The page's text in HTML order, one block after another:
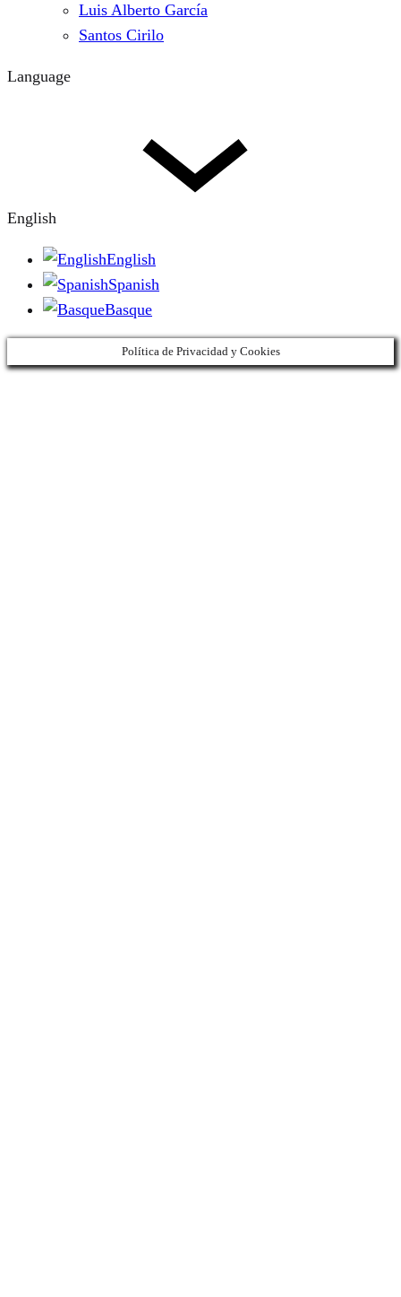
Luis Alberto García
Santos Cirilo
Language
English
English
Spanish
Basque
Política de Privacidad y Cookies